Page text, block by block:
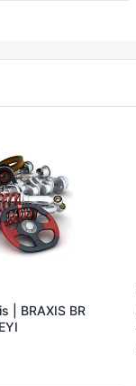
| BRAXIS BR